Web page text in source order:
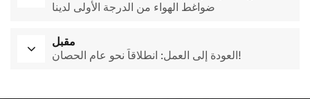
ضواغط الهواء من الدرجة الأولى لدينا
مقبل
العودة إلى العمل: انطلاقاً نحو عام الحصان!